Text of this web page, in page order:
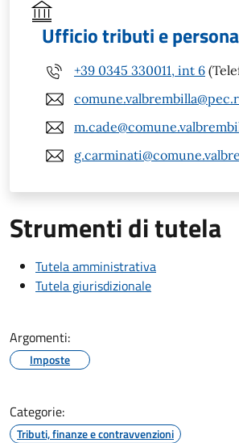
Ufficio tributi e
+39 0345 330011, int 6
Strumenti di tutela
Tutela amministrativa
Tutela giurisdizionale
Argomenti:
Imposte
Categorie:
Tributi, finanze e contravvenzioni